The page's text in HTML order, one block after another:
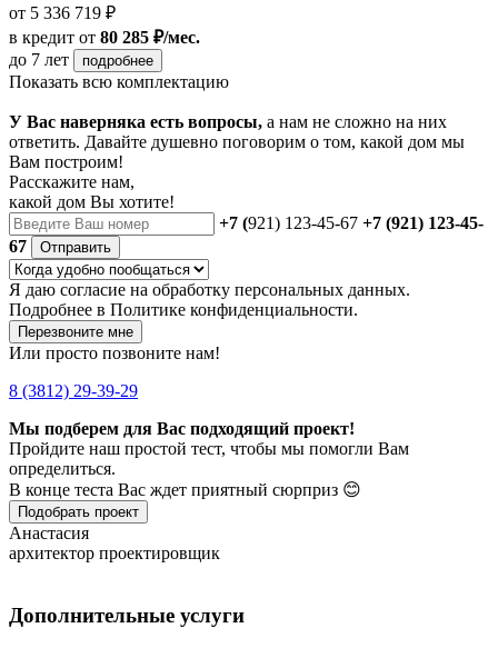
от 5 336 719 ₽
в кредит от 80 285 ₽/мес.
до 7 лет
подробнее
Показать всю комплектацию
У Вас наверняка есть вопросы, а нам не сложно на них
ответить. Давайте душевно поговорим о том, какой дом мы
Вам построим!
Расскажите нам,
какой дом Вы хотите!
+7 (921) 123-45-67 +7 (921) 123-45-
67
Отправить
Я даю согласие на обработку персональных данных.
Подробнее в Политике конфиденциальности.
Перезвоните мне
Или просто позвоните нам!
8 (3812) 29-39-29
Мы подберем для Вас подходящий проект!
Пройдите наш простой тест, чтобы мы помогли Вам
определиться.
В конце теста Вас ждет приятный сюрприз 😊
Подобрать проект
Анастасия
архитектор проектировщик
Дополнительные услуги